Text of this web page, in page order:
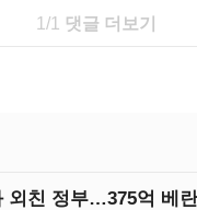
1/1 댓글 더보기